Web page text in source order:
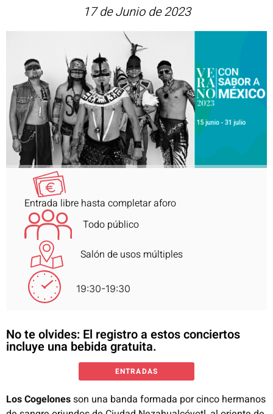
17 de Junio de 2023
Entrada libre hasta completar aforo
Todo público
Salón de usos múltiples
19:30-19:30
No te olvides: El registro a estos conciertos
incluye una bebida gratuita.
ENTRADAS
Los Cogelonesson una banda formada por cinco hermanos